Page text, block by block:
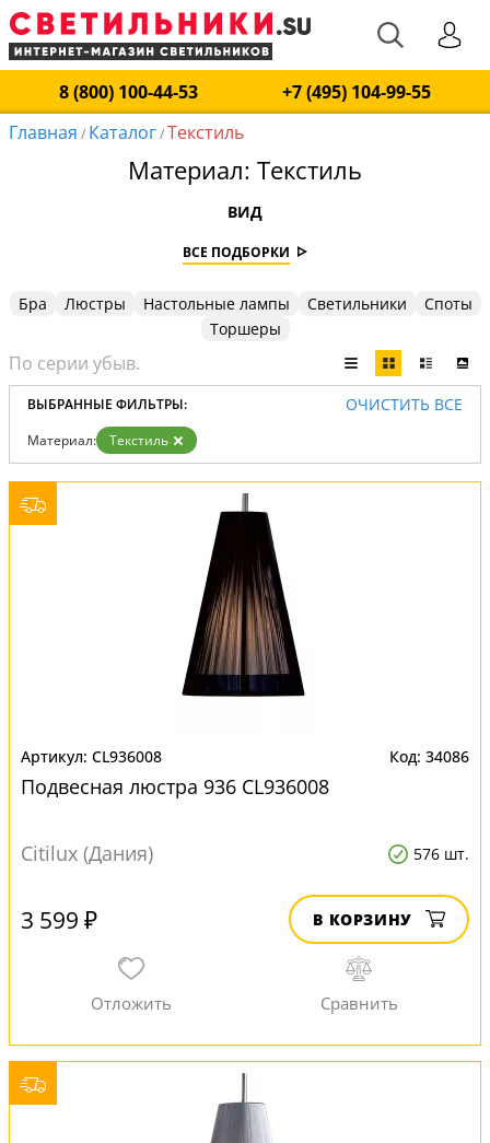
8 (800) 100-44-53
+7 (495) 104-99-55
Главная / Каталог/Текстиль
Материал: Текстиль
ВИД
ВСЕ ПОДБОРКИ
Бра Люстры Настольные лампы Светильники
Споты
Торшеры
ВЫБРАННЫЕ ФИЛЬТРЫ: ОЧИСТИТЬ ВСЕ
Материал: Текстиль
CL936008 34086
Подвесная люстра 936 CL936008
Citilux (Дания) 576 шт.
3 599 ₽ В КОРЗИНУ